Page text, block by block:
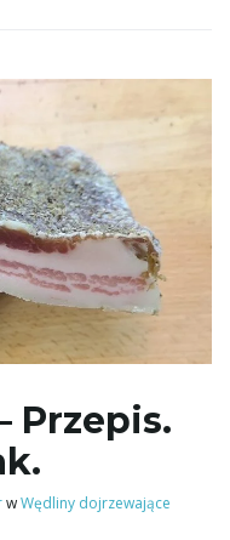
Przepis.
wWędliny dojrzewające